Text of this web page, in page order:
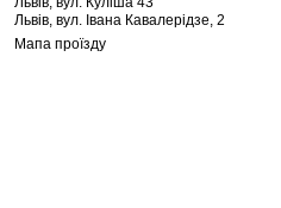
Львів, вул. Івана Кавалерідзе, 2
Мапа проїзду